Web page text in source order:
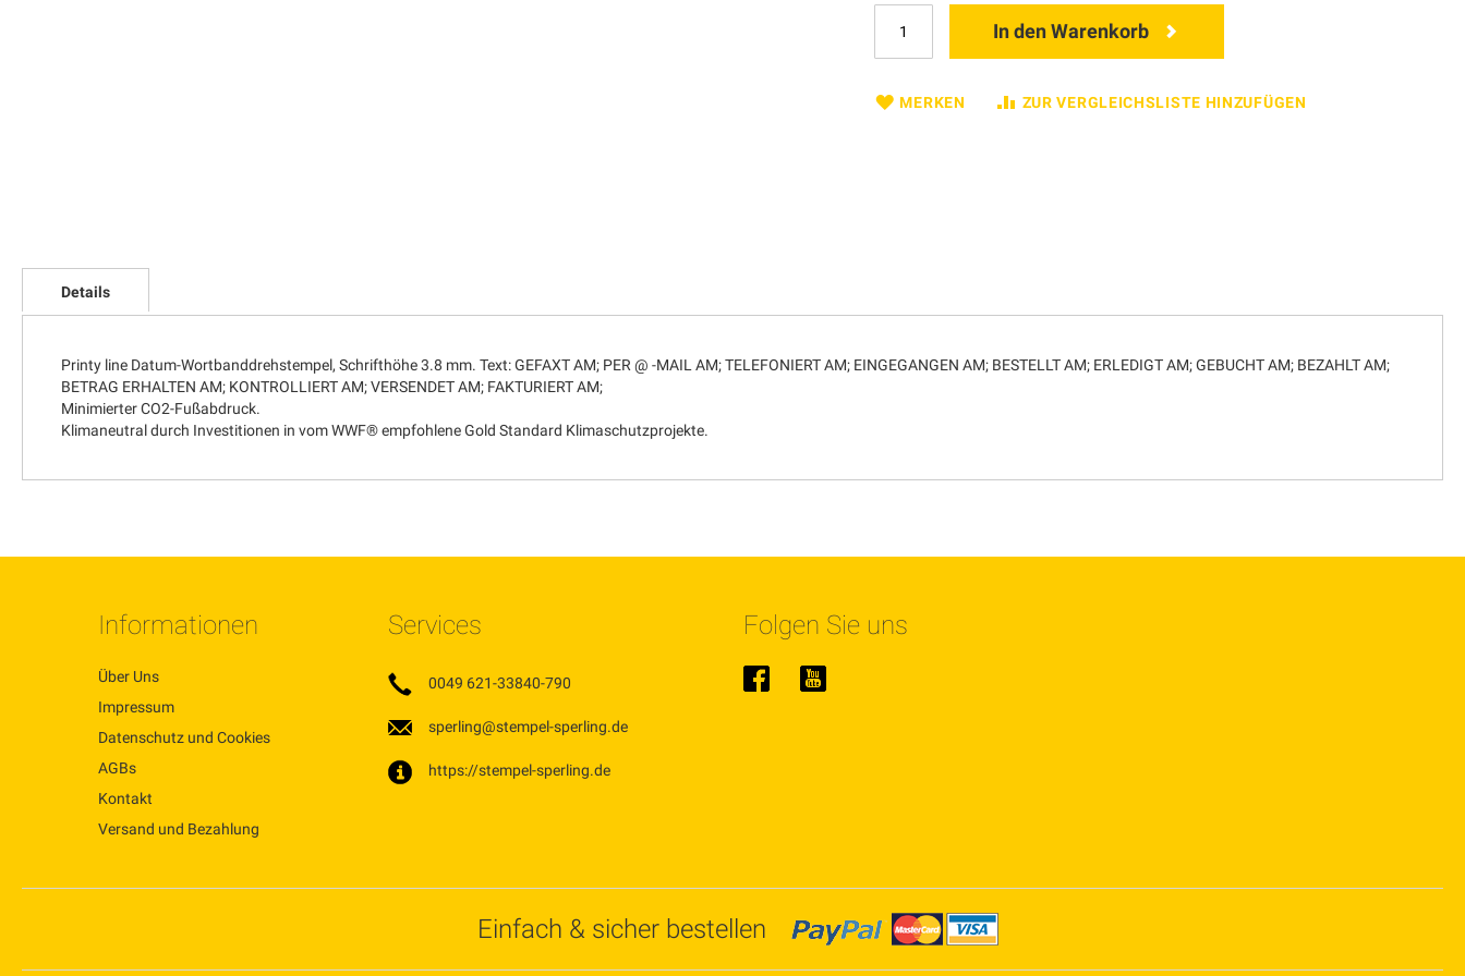
Anfang
Bildgalerie
In den Warenkorb
MERKEN ZUR VERGLEICHSLISTE HINZUFÜGEN
Details
Printy line Datum-Wortbanddrehstempel, Schrifthöhe 3.8 mm. Text: GEFAXT AM; PER @ -MAIL AM; TELEFONIERT AM; EINGEGANGEN AM; BESTELLT AM; ERLEDIGT AM; GEBUCHT AM; BEZAHLT AM;
BETRAG ERHALTEN AM; KONTROLLIERT AM; VERSENDET AM; FAKTURIERT AM;
Minimierter CO2-Fußabdruck.
Klimaneutral durch Investitionen in vom WWF® empfohlene Gold Standard Klimaschutzprojekte.
Informationen
Über Uns
Impressum
Datenschutz und Cookies
AGBs
Kontakt
Versand und Bezahlung
Services
0049 621-33840-790
sperling@stempel-sperling.de
https://stempel-sperling.de
Folgen Sie uns
Einfach & sicher bestellen